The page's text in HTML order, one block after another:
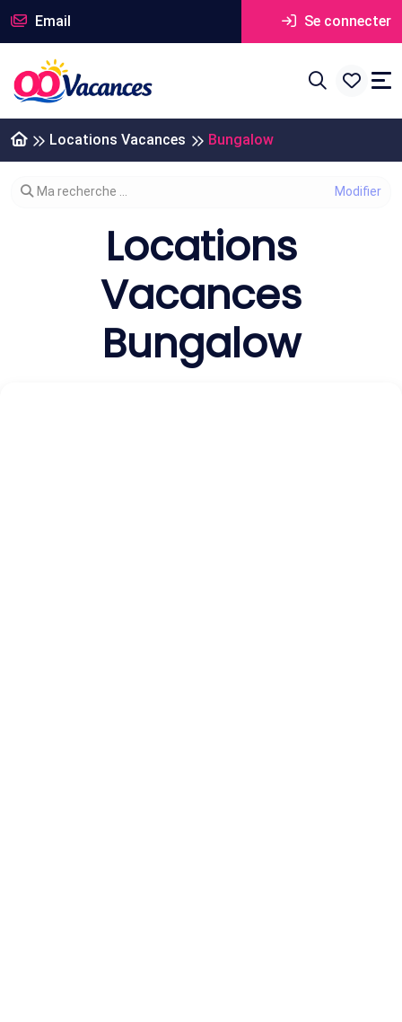
Email Se connecter
Locations Vacances Bungalow
Modifier votre recherche
Ma recherche ...
Locations
Vacances
Bungalow